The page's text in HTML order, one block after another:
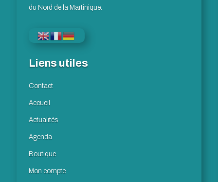
du Nord de la Martinique.
Liens utiles
Contact
Accueil
Actualités
Agenda
Boutique
Mon compte